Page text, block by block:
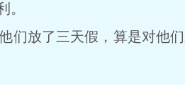
。
放了三天假，算是对他们